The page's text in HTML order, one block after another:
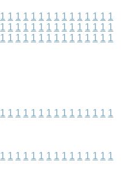
1 1 1 1 1 1 1 1 1 1 1 1 1 1 1
1 1 1 1 1 1 1 1 1 1 1 1 1 1 1
1 1 1 1 1 1 1 1 1 1 1 1 1 1 1
1 1 1 1 1 1 1 1 1 1 1 1 1 1 1
1 1 1 1 1 1 1 1 1 1 1 1 1 1 1